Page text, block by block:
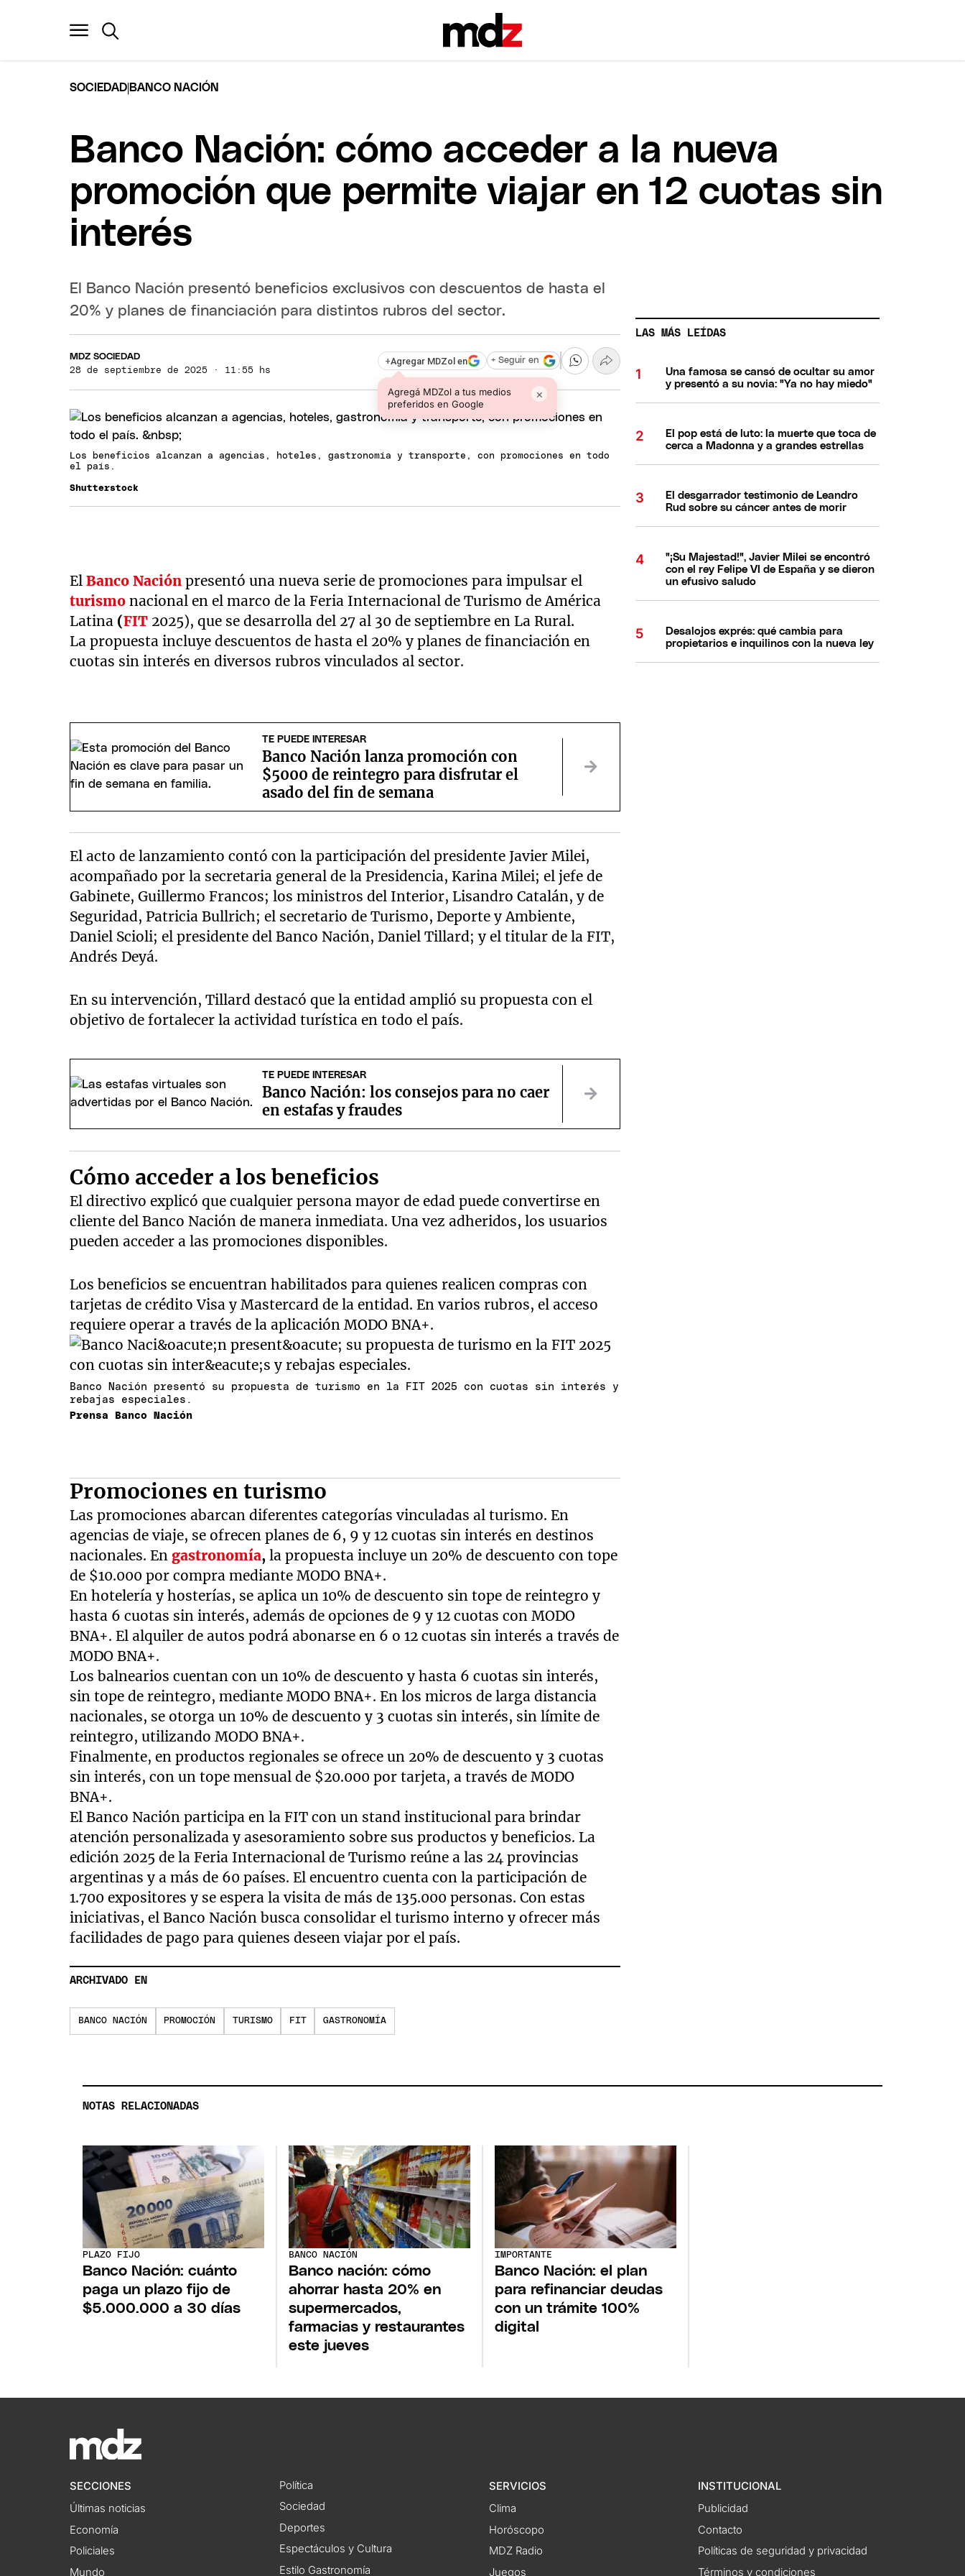
SOCIEDAD BANCO NACIÓN
Banco Nación: cómo acceder a la nueva
promoción que permite viajar en 12 cuotas sin
interés
El Banco Nación presentó beneficios exclusivos con descuentos de hasta el
20% y planes de financiación para distintos rubros del sector.
MDZ SOCIEDAD
28 de septiembre de 2025 · 11:55 hs
+Agregar MDZol en
Agregá MDZol a tus medios
preferidos en Google
×
+ Seguir en
Los beneficios alcanzan a agencias, hoteles, gastronomía y transporte, con promociones en todo
el país.
Shutterstock
ElBanco Nación presentó una nueva serie de promociones para impulsar el
turismo nacional en el marco de la Feria Internacional de Turismo de América
Latina (FIT 2025), que se desarrolla del 27 al 30 de septiembre en La Rural.
La propuesta incluye descuentos de hasta el 20% y planes de financiación en
cuotas sin interés en diversos rubros vinculados al sector.
TE PUEDE INTERESAR
Banco Nación lanza promoción con
$5000 de reintegro para disfrutar el
asado del fin de semana
El acto de lanzamiento contó con la participación del presidente Javier Milei,
acompañado por la secretaria general de la Presidencia, Karina Milei; el jefe de
Gabinete, Guillermo Francos; los ministros del Interior, Lisandro Catalán, y de
Seguridad, Patricia Bullrich; el secretario de Turismo, Deporte y Ambiente,
Daniel Scioli; el presidente del Banco Nación, Daniel Tillard; y el titular de la FIT,
Andrés Deyá.
En su intervención, Tillard destacó que la entidad amplió su propuesta con el
objetivo de fortalecer la actividad turística en todo el país.
TE PUEDE INTERESAR
Banco Nación: los consejos para no caer
en estafas y fraudes
Cómo acceder a los beneficios
El directivo explicó que cualquier persona mayor de edad puede convertirse en
cliente del Banco Nación de manera inmediata. Una vez adheridos, los usuarios
pueden acceder a las promociones disponibles.
Los beneficios se encuentran habilitados para quienes realicen compras con
tarjetas de crédito Visa y Mastercard de la entidad. En varios rubros, el acceso
requiere operar a través de la aplicación MODO BNA+.
Banco Nación presentó su propuesta de turismo en la FIT 2025 con cuotas sin interés y
rebajas especiales.
Prensa Banco Nación
Promociones en turismo
Las promociones abarcan diferentes categorías vinculadas al turismo. En
agencias de viaje, se ofrecen planes de 6, 9 y 12 cuotas sin interés en destinos
nacionales. En gastronomía, la propuesta incluye un 20% de descuento con tope
de $10.000 por compra mediante MODO BNA+.
En hotelería y hosterías, se aplica un 10% de descuento sin tope de reintegro y
hasta 6 cuotas sin interés, además de opciones de 9 y 12 cuotas con MODO
BNA+. El alquiler de autos podrá abonarse en 6 o 12 cuotas sin interés a través de
MODO BNA+.
Los balnearios cuentan con un 10% de descuento y hasta 6 cuotas sin interés,
sin tope de reintegro, mediante MODO BNA+. En los micros de larga distancia
nacionales, se otorga un 10% de descuento y 3 cuotas sin interés, sin límite de
reintegro, utilizando MODO BNA+.
Finalmente, en productos regionales se ofrece un 20% de descuento y 3 cuotas
sin interés, con un tope mensual de $20.000 por tarjeta, a través de MODO
BNA+.
El Banco Nación participa en la FIT con un stand institucional para brindar
atención personalizada y asesoramiento sobre sus productos y beneficios. La
edición 2025 de la Feria Internacional de Turismo reúne a las 24 provincias
argentinas y a más de 60 países. El encuentro cuenta con la participación de
1.700 expositores y se espera la visita de más de 135.000 personas. Con estas
iniciativas, el Banco Nación busca consolidar el turismo interno y ofrecer más
facilidades de pago para quienes deseen viajar por el país.
ARCHIVADO EN
BANCO NACIÓN PROMOCIÓN TURISMO FIT GASTRONOMÍA
LAS MÁS LEÍDAS
Una famosa se cansó de ocultar su amor
y presentó a su novia: "Ya no hay miedo"
El pop está de luto: la muerte que toca de
cerca a Madonna y a grandes estrellas
El desgarrador testimonio de Leandro
Rud sobre su cáncer antes de morir
"¡Su Majestad!", Javier Milei se encontró
con el rey Felipe VI de España y se dieron
un efusivo saludo
Desalojos exprés: qué cambia para
propietarios e inquilinos con la nueva ley
NOTAS RELACIONADAS
PLAZO FIJO
Banco Nación: cuánto
paga un plazo fijo de
$5.000.000 a 30 días
BANCO NACIÓN
Banco nación: cómo
ahorrar hasta 20% en
supermercados,
farmacias y restaurantes
este jueves
IMPORTANTE
Banco Nación: el plan
para refinanciar deudas
con un trámite 100%
digital
SECCIONES
Últimas noticias
Economía
Policiales
Mundo
Política
Sociedad
Deportes
Espectáculos y Cultura
Estilo Gastronomía
SERVICIOS
Clima
Horóscopo
MDZ Radio
Juegos
INSTITUCIONAL
Publicidad
Contacto
Políticas de seguridad y privacidad
Términos y condiciones